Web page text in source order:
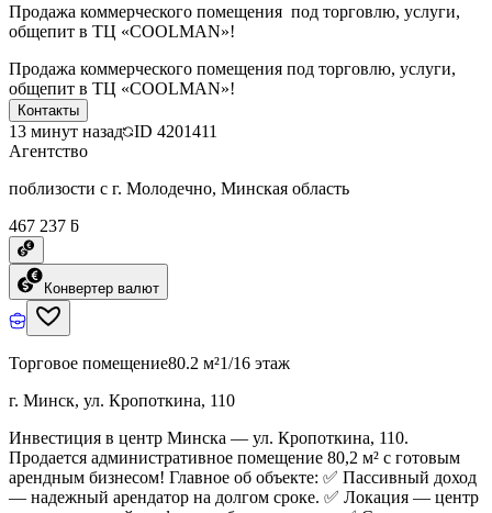
Продажа коммерческого помещения под торговлю, услуги,
общепит в ТЦ «COOLMAN»!
Продажа коммерческого помещения под торговлю, услуги,
общепит в ТЦ «COOLMAN»!
Контакты
13 минут назад ID 4201411
Агентство
поблизости с г. Молодечно, Минская область
467 237 ƃ
Конвертер валют
Торговое помещение80.2 м²1/16 этаж
г. Минск, ул. Кропоткина, 110
Инвестиция в центр Минска — ул. Кропоткина, 110.
Продается административное помещение 80,2 м² с готовым
арендным бизнесом! Главное об объекте: ✅ Пассивный доход
— надежный арендатор на долгом сроке. ✅ Локация — центр